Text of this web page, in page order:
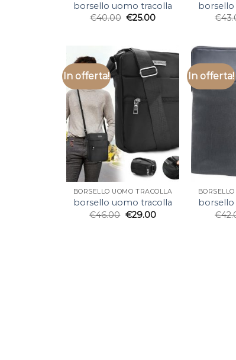
borsello uomo tracolla
€40.00 €25.00
€
In offerta!
BORSELLO UOMO TRACOLLA
borsello uomo tracolla
€46.00 €29.00
In offerta!
€